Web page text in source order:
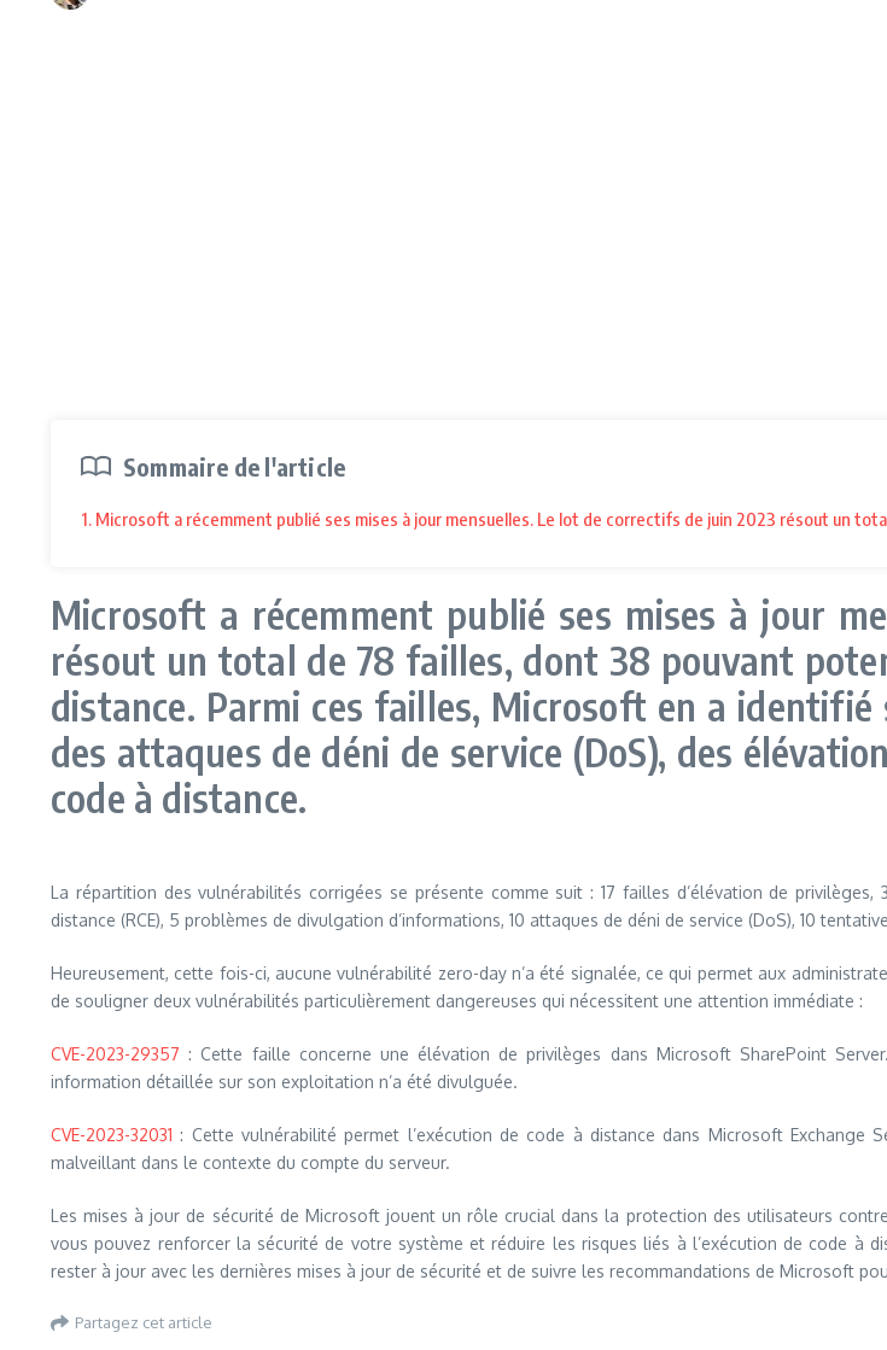
Sommaire de l'article
1. Microsoft a récemment publié ses mises à jour mensuelles. Le lot de correctifs de juin 2023 résout un
Microsoft a récemment publié ses mises à jour
résout un total de 78 failles, dont 38 pouvant
distance. Parmi ces failles, Microsoft en a
des attaques de déni de service (DoS), des
code à distance.
La répartition des vulnérabilités corrigées se présente comme suit : 17 failles d’élévation de
distance (RCE), 5 problèmes de divulgation d’informations, 10 attaques de déni de service (DoS), 10
Heureusement, cette fois-ci, aucune vulnérabilité zero-day n’a été signalée, ce qui permet aux
de souligner deux vulnérabilités particulièrement dangereuses qui nécessitent une attention immédiate :
CVE-2023-29357 : Cette faille concerne une élévation de privilèges dans Microsoft SharePoint
information détaillée sur son exploitation n’a été divulguée.
CVE-2023-32031 : Cette vulnérabilité permet l’exécution de code à distance dans Microsoft
malveillant dans le contexte du compte du serveur.
Les mises à jour de sécurité de Microsoft jouent un rôle crucial dans la protection des utilisateurs
vous pouvez renforcer la sécurité de votre système et réduire les risques liés à l’exécution de code à
rester à jour avec les dernières mises à jour de sécurité et de suivre les recommandations de Microsoft
Partagez cet article